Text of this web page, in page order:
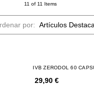
11 of 11 Items
por:
IVB ZERODOL 60
29,90 €